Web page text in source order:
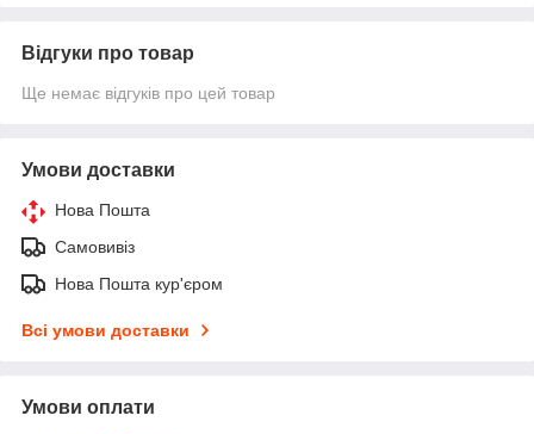
Відгуки про товар
Ще немає відгуків про цей товар
Умови доставки
Нова Пошта
Самовивіз
Нова Пошта кур'єром
Всі умови доставки
Умови оплати